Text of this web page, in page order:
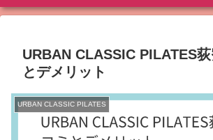
URBAN CLASSIC PILATES荻
とデメリット
URBAN CLASSIC PILATES